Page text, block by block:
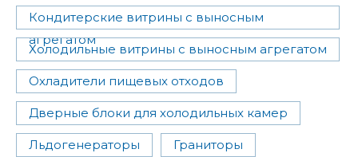
Кондитерские витрины с выносным
агрегатом
Холодильные витрины с выносным агрегатом
Охладители пищевых отходов
Дверные блоки для холодильных камер
Льдогенераторы Граниторы